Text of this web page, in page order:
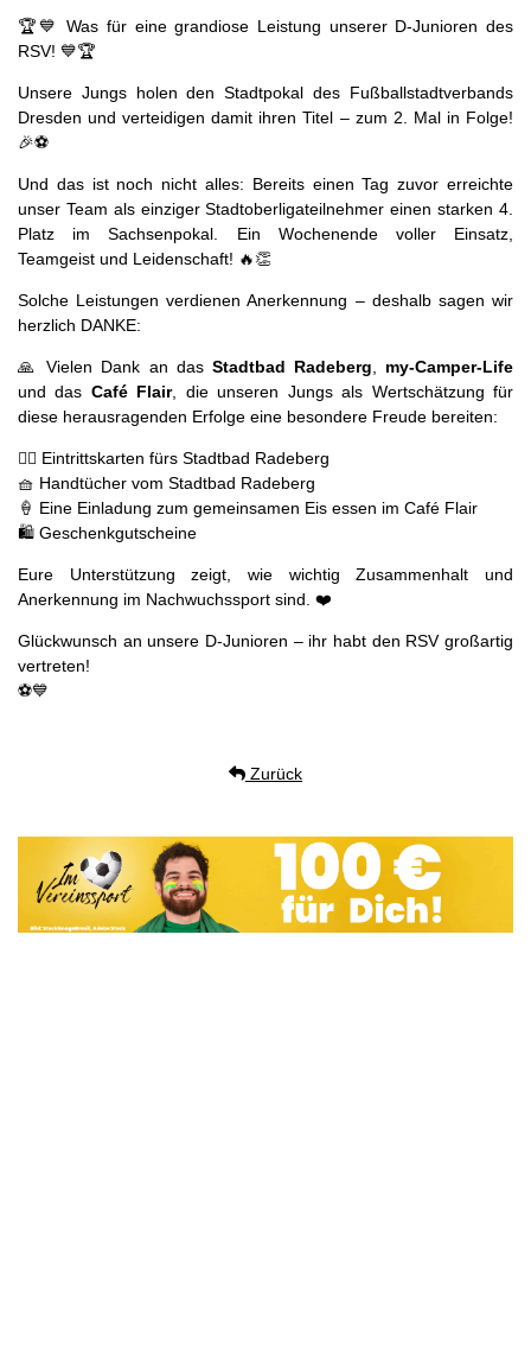
🏆💙 Was für eine grandiose Leistung unserer D-Junioren des
RSV! 💙🏆
Unsere Jungs holen den Stadtpokal des Fußballstadtverbands
Dresden und verteidigen damit ihren Titel – zum 2. Mal in Folge!
🎉⚽
Und das ist noch nicht alles: Bereits einen Tag zuvor erreichte
unser Team als einziger Stadtoberligateilnehmer einen starken 4.
Platz im Sachsenpokal. Ein Wochenende voller Einsatz,
Teamgeist und Leidenschaft! 🔥👏
Solche Leistungen verdienen Anerkennung – deshalb sagen wir
herzlich DANKE:
🙏 Vielen Dank an das Stadtbad Radeberg
my-Camper-Life
und das Café Flair, die unseren Jungs als Wertschätzung für
diese herausragenden Erfolge eine besondere Freude bereiten:
🏊‍♂️ Eintrittskarten fürs Stadtbad Radeberg
🧺 Handtücher vom Stadtbad Radeberg
🍦 Eine Einladung zum gemeinsamen Eis essen im Café Flair
🛍️ Geschenkgutscheine
Eure Unterstützung zeigt, wie wichtig Zusammenhalt und
Anerkennung im Nachwuchssport sind. ❤️
Glückwunsch an unsere D-Junioren – ihr habt den RSV großartig
vertreten!
⚽💙
Zurück